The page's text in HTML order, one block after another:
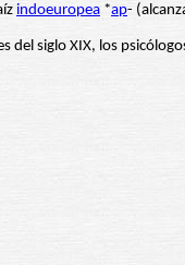
indoeuropea *ap-
del siglo XIX, los